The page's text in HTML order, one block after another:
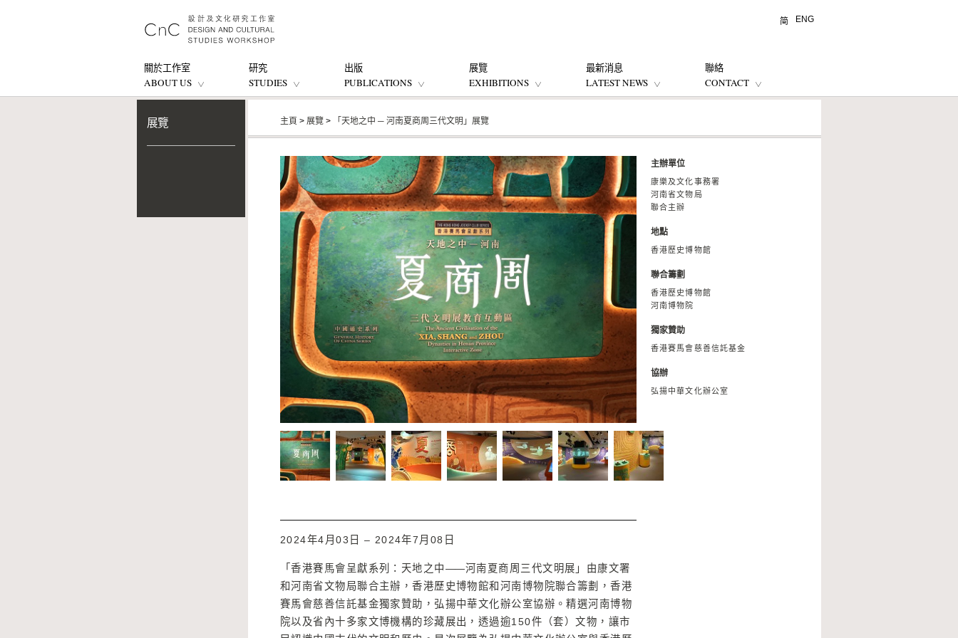
简 ENG
關於工作室
ABOUT US
研究
STUDIES
出版
PUBLICATIONS
展覽
EXHIBITIONS
最新消息
LATEST NEWS
聯絡
CONTACT
展覽 主頁 > 展覽 > 「天地之中 ─ 河南夏商周三代文明」展覽
主辦單位
康樂及文化事務署
河南省文物局
聯合主辦
地點
香港歷史博物館
聯合籌劃
香港歷史博物館
河南博物院
獨家贊助
香港賽馬會慈善信託基金
協辦
弘揚中華文化辦公室
2024年4月03日 – 2024年7月08日
「香港賽馬會呈獻系列：天地之中——河南夏商周三代文明展」由康文署
和河南省文物局聯合主辦，香港歷史博物館和河南博物院聯合籌劃，香港
賽馬會慈善信託基金獨家贊助，弘揚中華文化辦公室協辦。精選河南博物
院以及省內十多家文博機構的珍藏展出，透過逾150件（套）文物，讓市